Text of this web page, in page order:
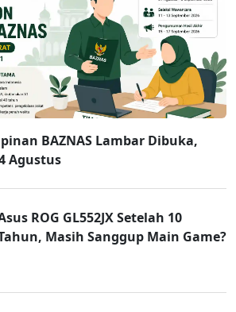
BAZNAS Lambar Dibuka,
Agustus
ROG GL552JX Setelah 10
Masih Sanggup Main Game?